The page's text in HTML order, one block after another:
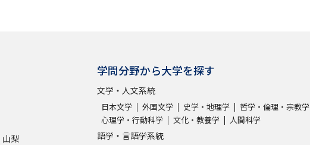
山梨
学問分野から大学を探す
文学・人文系統
日本文学 外国文学 史学・地理学
哲学・倫理・宗教学
心理学・行動科学
文化・教養学 人間科学
語学・言語学系統